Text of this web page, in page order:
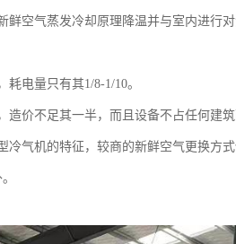
空气蒸发冷却原理降温并与室内进行
电量只有其1/8-1/10。
价不足其一半，而且设备不占任何建筑
气机的特征，较商的新鲜空气更换方